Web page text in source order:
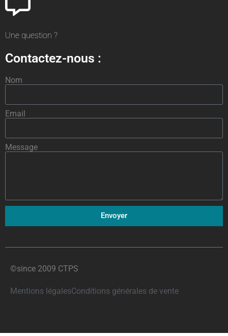
Une question ?
Contactez-nous :
Nom
Email
Message
Envoyer
©since 2009 CTPS
Mentions légalesConditions générales de vente